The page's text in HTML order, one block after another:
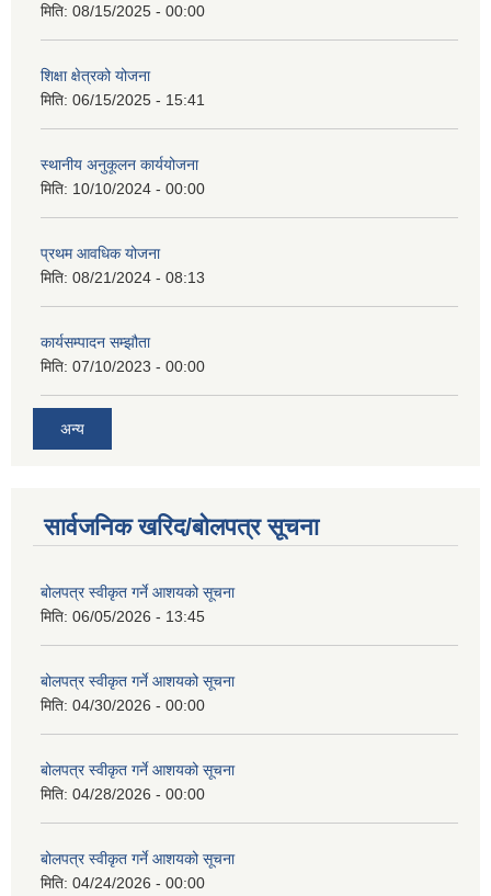
मिति: 08/15/2025 - 00:00
शिक्षा क्षेत्रको योजना
मिति: 06/15/2025 - 15:41
स्थानीय अनुकूलन कार्ययोजना
मिति: 10/10/2024 - 00:00
प्रथम आवधिक योजना
मिति: 08/21/2024 - 08:13
कार्यसम्पादन सम्झौता
मिति: 07/10/2023 - 00:00
अन्य
सार्वजनिक खरिद/बोलपत्र सूचना
बोलपत्र स्वीकृत गर्ने आशयको सूचना
मिति: 06/05/2026 - 13:45
बोलपत्र स्वीकृत गर्ने आशयको सूचना
मिति: 04/30/2026 - 00:00
बोलपत्र स्वीकृत गर्ने आशयको सूचना
मिति: 04/28/2026 - 00:00
बोलपत्र स्वीकृत गर्ने आशयको सूचना
मिति: 04/24/2026 - 00:00